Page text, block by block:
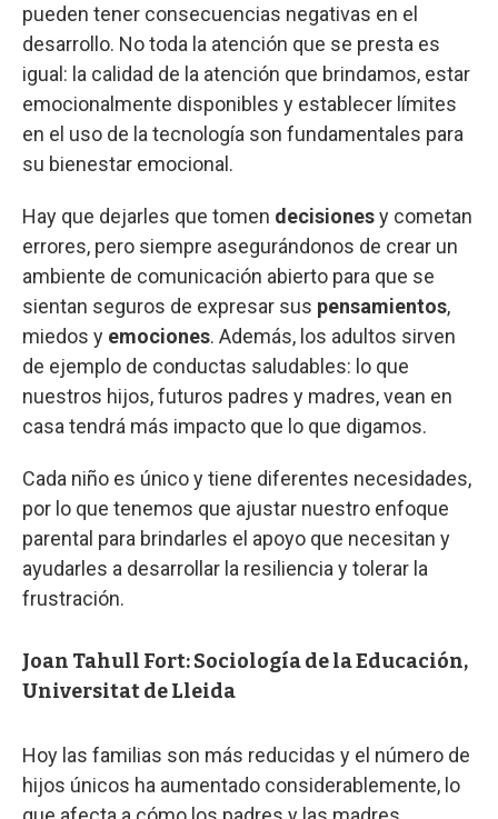
pueden tener consecuencias negativas en el
desarrollo. No toda la atención que se presta es
igual: la calidad de la atención que brindamos, estar
emocionalmente disponibles y establecer límites
en el uso de la tecnología son fundamentales para
su bienestar emocional.
Hay que dejarles que tomen decisionesy cometan
errores, pero siempre asegurándonos de crear un
ambiente de comunicación abierto para que se
sientan seguros de expresar sus pensamientos,
miedos y emociones. Además, los adultos sirven
de ejemplo de conductas saludables: lo que
nuestros hijos, futuros padres y madres, vean en
casa tendrá más impacto que lo que digamos.
Cada niño es único y tiene diferentes necesidades,
por lo que tenemos que ajustar nuestro enfoque
parental para brindarles el apoyo que necesitan y
ayudarles a desarrollar la resiliencia y tolerar la
frustración.
Joan Tahull Fort: Sociología de la Educación,
Universitat de Lleida
Hoy las familias son más reducidas y el número de
hijos únicos ha aumentado considerablemente, lo